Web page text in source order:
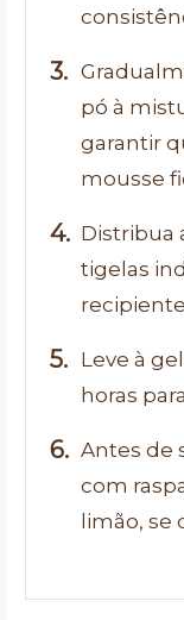
pó à
garantir
mousse
Distribua
tigelas
Leve à
horas
Antes de
com
limão, se